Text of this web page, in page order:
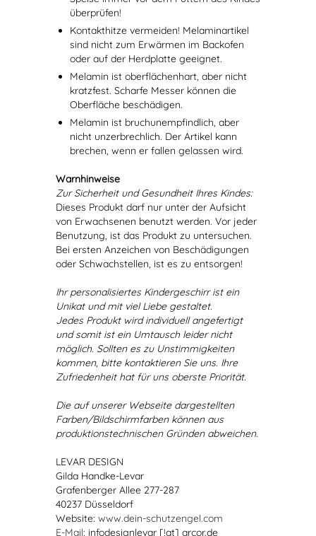
überprüfen!
Kontakthitze vermeiden! Melaminartikel
sind nicht zum Erwärmen im Backofen
oder auf der Herdplatte geeignet.
Melamin ist oberflächenhart, aber nicht
kratzfest. Scharfe Messer können die
Oberfläche beschädigen.
Melamin ist bruchunempfindlich, aber
nicht unzerbrechlich. Der Artikel kann
brechen, wenn er fallen gelassen wird.
Warnhinweise
Zur Sicherheit und Gesundheit Ihres Kindes:
Dieses Produkt darf nur unter der Aufsicht
von Erwachsenen benutzt werden. Vor jeder
Benutzung, ist das Produkt zu untersuchen.
Bei ersten Anzeichen von Beschädigungen
oder Schwachstellen, ist es zu entsorgen!
Ihr personalisiertes Kindergeschirr ist ein
Unikat und mit viel Liebe gestaltet.
Jedes Produkt wird individuell angefertigt
und somit ist ein Umtausch leider nicht
möglich. Sollten es zu Unstimmigkeiten
kommen, bitte kontaktieren Sie uns. Ihre
Zufriedenheit hat für uns oberste Priorität.
Die auf unserer Webseite dargestellten
Farben/Bildschirmfarben können aus
produktionstechnischen Gründen abweichen.
LEVAR DESIGN
Gilda Handke-Levar
Grafenberger Allee 277-287
40237 Düsseldorf
Website: www.dein-schutzengel.com
E-Mail: infodesignlevar [!at] arcor.de